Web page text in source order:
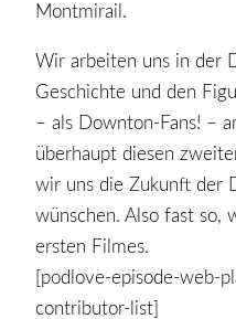
Montmirail.
Wir arbeiten uns in der
Geschichte und den
– als Downton-Fans! –
überhaupt diesen
wir uns die Zukunft der
wünschen. Also fast so,
ersten Filmes.
[podlove-episode-web-
contributor-list]